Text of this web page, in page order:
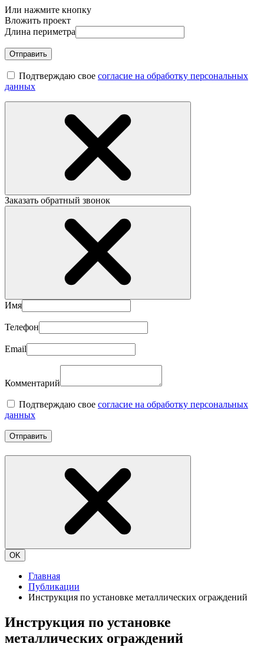
Или нажмите кнопку
Вложить проект
Длина периметра
Отправить
Подтверждаю свое согласие на обработку персональных
данных
Заказать обратный звонок
Имя
Телефон
Email
Комментарий
Подтверждаю свое согласие на обработку персональных
данных
Отправить
OK
Главная
Публикации
Инструкция по установке металлических ограждений
Инструкция по установке
металлических ограждений